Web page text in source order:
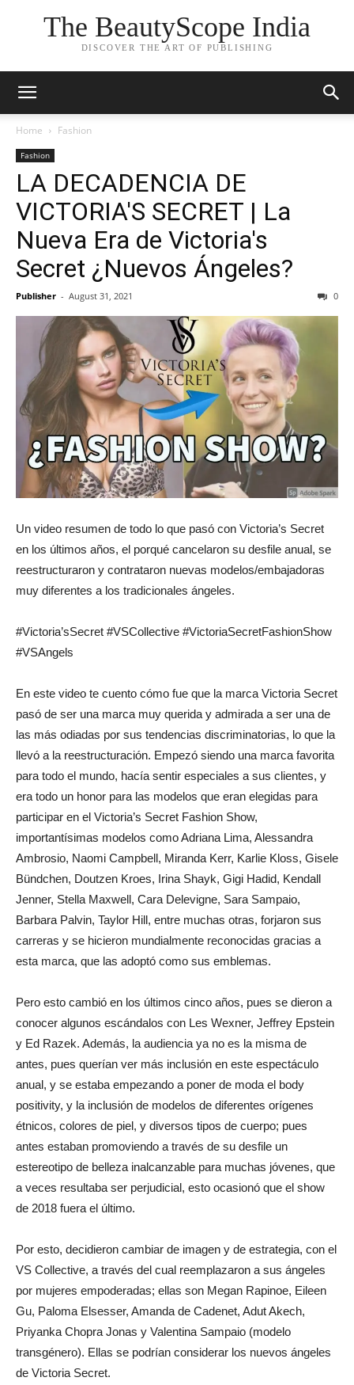
The BeautyScope India
DISCOVER THE ART OF PUBLISHING
Home Fashion
Fashion
LA DECADENCIA DE
VICTORIA'S SECRET | La
Nueva Era de Victoria's
Secret ¿Nuevos Ángeles?
Publisher - August 31, 2021 0
Un video resumen de todo lo que pasó con Victoria’s Secret
en los últimos años, el porqué cancelaron su desfile anual, se
reestructuraron y contrataron nuevas modelos/embajadoras
muy diferentes a los tradicionales ángeles.
#Victoria’sSecret #VSCollective #VictoriaSecretFashionShow
#VSAngels
En este video te cuento cómo fue que la marca Victoria Secret
pasó de ser una marca muy querida y admirada a ser una de
las más odiadas por sus tendencias discriminatorias, lo que la
llevó a la reestructuración. Empezó siendo una marca favorita
para todo el mundo, hacía sentir especiales a sus clientes, y
era todo un honor para las modelos que eran elegidas para
participar en el Victoria’s Secret Fashion Show,
importantísimas modelos como Adriana Lima, Alessandra
Ambrosio, Naomi Campbell, Miranda Kerr, Karlie Kloss, Gisele
Bündchen, Doutzen Kroes, Irina Shayk, Gigi Hadid, Kendall
Jenner, Stella Maxwell, Cara Delevigne, Sara Sampaio,
Barbara Palvin, Taylor Hill, entre muchas otras, forjaron sus
carreras y se hicieron mundialmente reconocidas gracias a
esta marca, que las adoptó como sus emblemas.
Pero esto cambió en los últimos cinco años, pues se dieron a
conocer algunos escándalos con Les Wexner, Jeffrey Epstein
y Ed Razek. Además, la audiencia ya no es la misma de
antes, pues querían ver más inclusión en este espectáculo
anual, y se estaba empezando a poner de moda el body
positivity, y la inclusión de modelos de diferentes orígenes
étnicos, colores de piel, y diversos tipos de cuerpo; pues
antes estaban promoviendo a través de su desfile un
estereotipo de belleza inalcanzable para muchas jóvenes, que
a veces resultaba ser perjudicial, esto ocasionó que el show
de 2018 fuera el último.
Por esto, decidieron cambiar de imagen y de estrategia, con el
VS Collective, a través del cual reemplazaron a sus ángeles
por mujeres empoderadas; ellas son Megan Rapinoe, Eileen
Gu, Paloma Elsesser, Amanda de Cadenet, Adut Akech,
Priyanka Chopra Jonas y Valentina Sampaio (modelo
transgénero). Ellas se podrían considerar los nuevos ángeles
de Victoria Secret.